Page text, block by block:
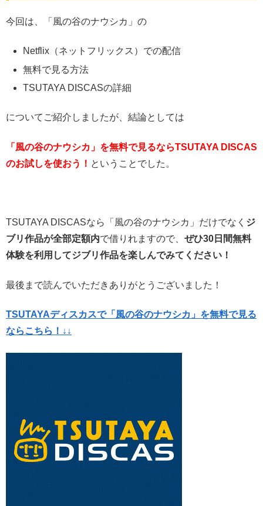
今回は、「風の谷のナウシカ」の
Netflix（ネットフリックス）での配信
無料で見る方法
TSUTAYA DISCASの詳細
についてご紹介しましたが、結論としては
「風の谷のナウシカ」を無料で見るならTSUTAYA DISCAS
のお試しを使おう！ ということでした。
TSUTAYA DISCASなら「風の谷のナウシカ」だけでなく ジ
ブリ作品が全部定額内で借りれますので、 ぜひ30日間無料
体験を利用してジブリ作品を楽しんでみてください！
最後まで読んでいただきありがとうございました！
TSUTAYAディスカスで「風の谷のナウシカ」を無料で見る
ならこちら！↓↓